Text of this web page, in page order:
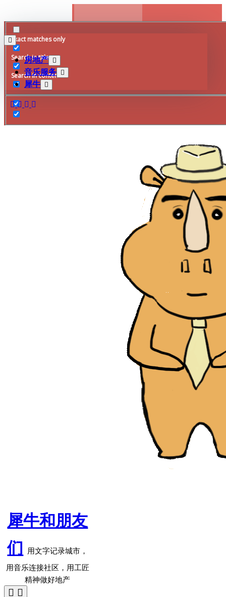
to
content
Exact matches only
Search in title
Search in content
房地产
音乐服务
犀牛
犀牛和朋友
们 用文字记录城市，
用音乐连接社区，用工匠
精神做好地产